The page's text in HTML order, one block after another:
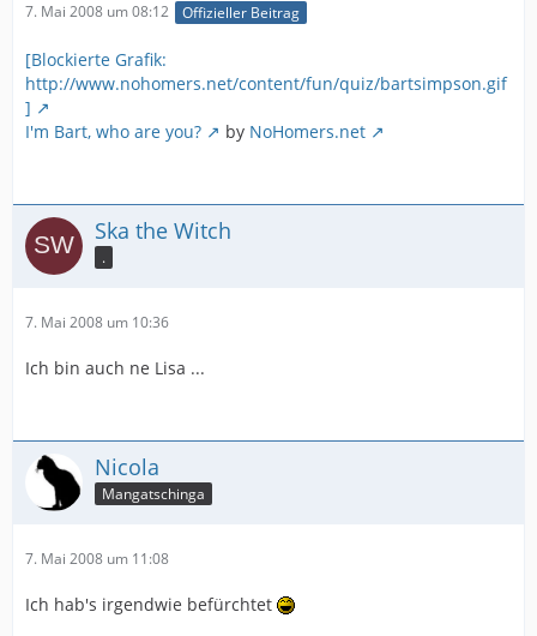
7. Mai 2008 um 08:12 Offizieller Beitrag
[Blockierte Grafik:
http://www.nohomers.net/content/fun/quiz/bartsimpson.gif
]
I'm Bart, who are you?
by NoHomers.net
Ska the Witch
.
7. Mai 2008 um 10:36
Ich bin auch ne Lisa ...
Nicola
Mangatschinga
7. Mai 2008 um 11:08
Ich hab's irgendwie befürchtet